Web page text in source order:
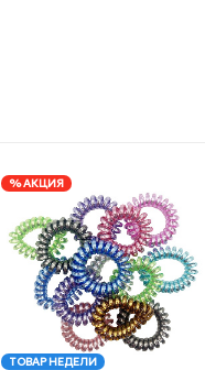
% АКЦИЯ
ТОВАР НЕДЕЛИ